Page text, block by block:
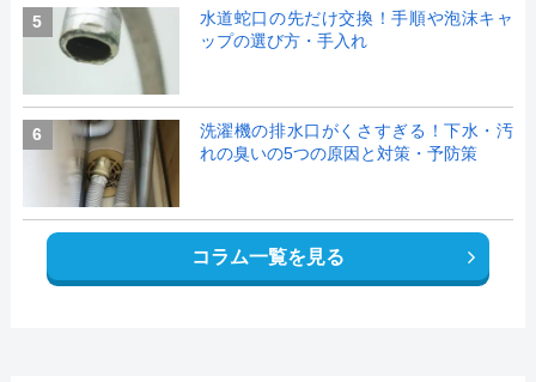
5
水道蛇口の先だけ交換！手順や泡沫キャ
ップの選び方・手入れ
6
洗濯機の排水口がくさすぎる！下水・汚
れの臭いの5つの原因と対策・予防策
コラム一覧を見る